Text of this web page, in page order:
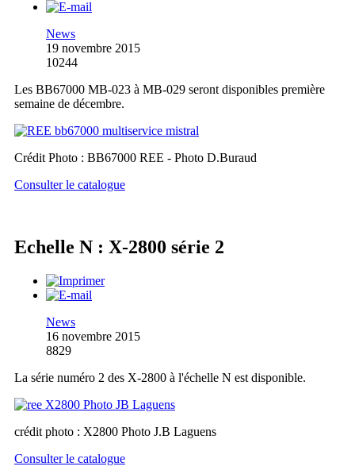
News
19 novembre 2015
10244
Les BB67000 MB-023 à MB-029 seront disponibles première
semaine de décembre.
Crédit Photo : BB67000 REE - Photo D.Buraud
Consulter le catalogue
Echelle N : X-2800 série 2
News
16 novembre 2015
8829
La série numéro 2 des X-2800 à l'échelle N est disponible.
crédit photo : X2800 Photo J.B Laguens
Consulter le catalogue